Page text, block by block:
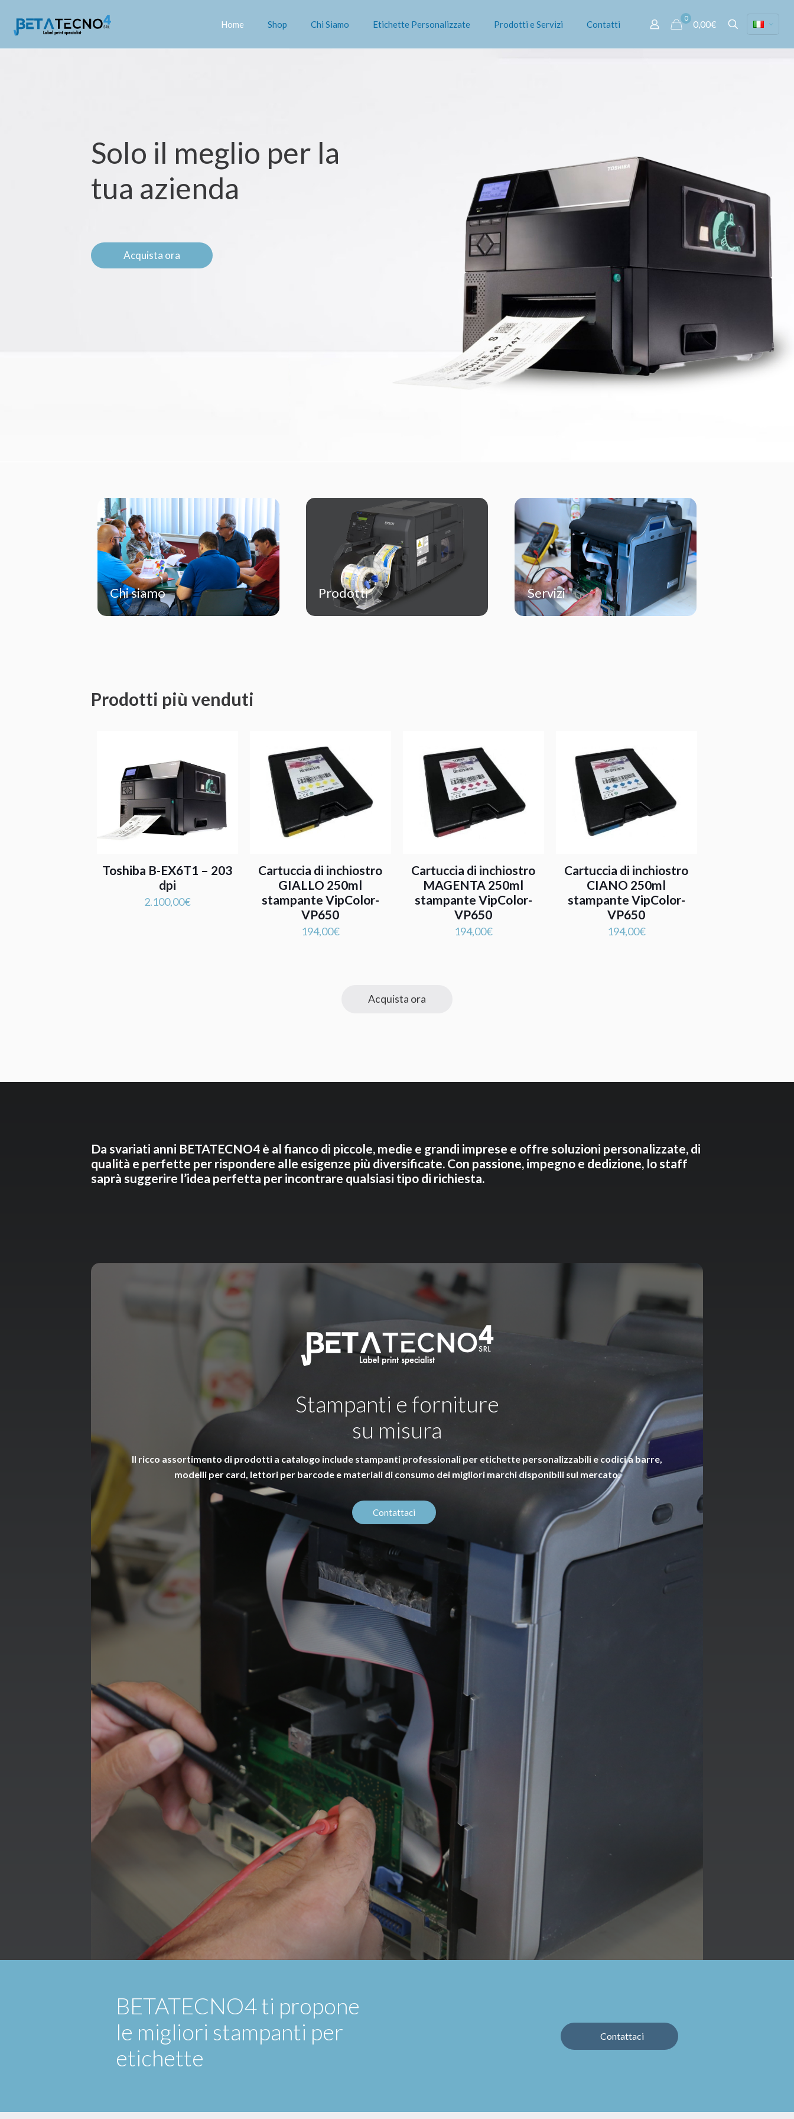
Home Shop Chi Siamo Etichette Personalizzate Prodotti e Servizi Contatti
0
0,00€
Solo il meglio per la
tua azienda
Acquista ora
Chi siamo Prodotti Servizi
Prodotti più venduti
Toshiba B-EX6T1 – 203
dpi
2.100,00€
Cartuccia di inchiostro
GIALLO 250ml
stampante VipColor-
VP650
194,00€
Cartuccia di inchiostro
MAGENTA 250ml
stampante VipColor-
VP650
194,00€
Cartuccia di inchiostro
CIANO 250ml
stampante VipColor-
VP650
194,00€
Acquista ora
Da svariati anni BETATECNO4 è al fianco di piccole, medie e grandi imprese e offre soluzioni personalizzate, di
qualità e perfette per rispondere alle esigenze più diversificate. Con passione, impegno e dedizione, lo staff
saprà suggerire l’idea perfetta per incontrare qualsiasi tipo di richiesta.
Stampanti e forniture
su misura
Il ricco assortimento di prodotti a catalogo include stampanti professionali per etichette personalizzabili e codici a barre,
modelli per card, lettori per barcode e materiali di consumo dei migliori marchi disponibili sul mercato.
Contattaci
BETATECNO4 ti propone
le migliori stampanti per
etichette
Contattaci